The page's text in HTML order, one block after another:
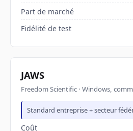
Part de marché
Fidélité de test
JAWS
Freedom Scientific · Windows,
Standard entreprise + secteur
Coût